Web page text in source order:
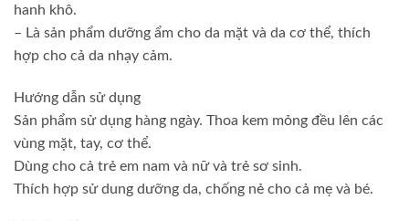
hanh khô.
– Là sản phẩm dưỡng ẩm cho da mặt và da cơ thể, thích
hợp cho cả da nhạy cảm.
Hướng dẫn sử dụng
Sản phẩm sử dụng hàng ngày. Thoa kem mỏng đều lên các
vùng mặt, tay, cơ thể.
Dùng cho cả trẻ em nam và nữ và trẻ sơ sinh.
Thích hợp sử dung dưỡng da, chống nẻ cho cả mẹ và bé.